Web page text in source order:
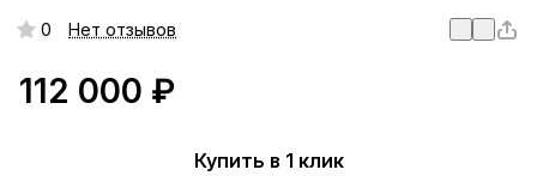
0 Нет отзывов
112 000 ₽
Купить в 1 клик